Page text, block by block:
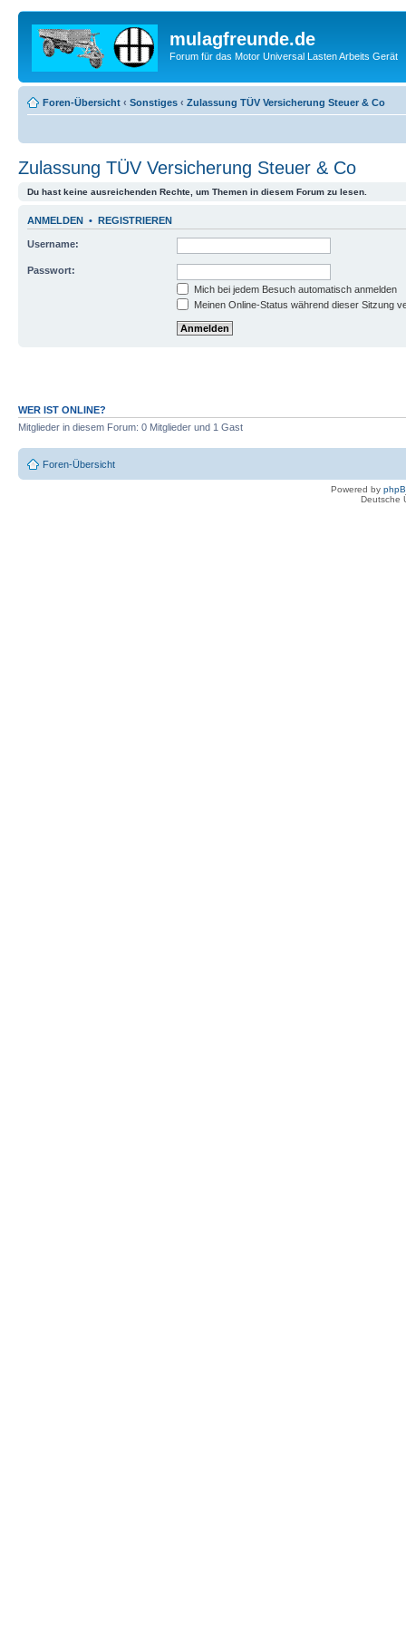
mulagfreunde.de
Forum für das Motor Universal Lasten Arbeits Gerät
Foren-Übersicht ‹ Sonstiges ‹ Zulassung TÜV Versicherung Steuer & Co
Zulassung TÜV Versicherung Steuer & Co
Du hast keine ausreichenden Rechte, um Themen in diesem Forum zu lesen.
ANMELDEN • REGISTRIEREN
Username:
Passwort:
Mich bei jedem Besuch automatisch anmelden
Meinen Online-Status während dieser Sitzung
WER IST ONLINE?
Mitglieder in diesem Forum: 0 Mitglieder und 1 Gast
Foren-Übersicht
Powered by
Deutsche